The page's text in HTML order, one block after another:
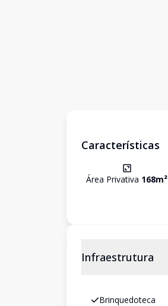
Características
Área Privativa 168m²
Infraestrutura
Brinquedoteca